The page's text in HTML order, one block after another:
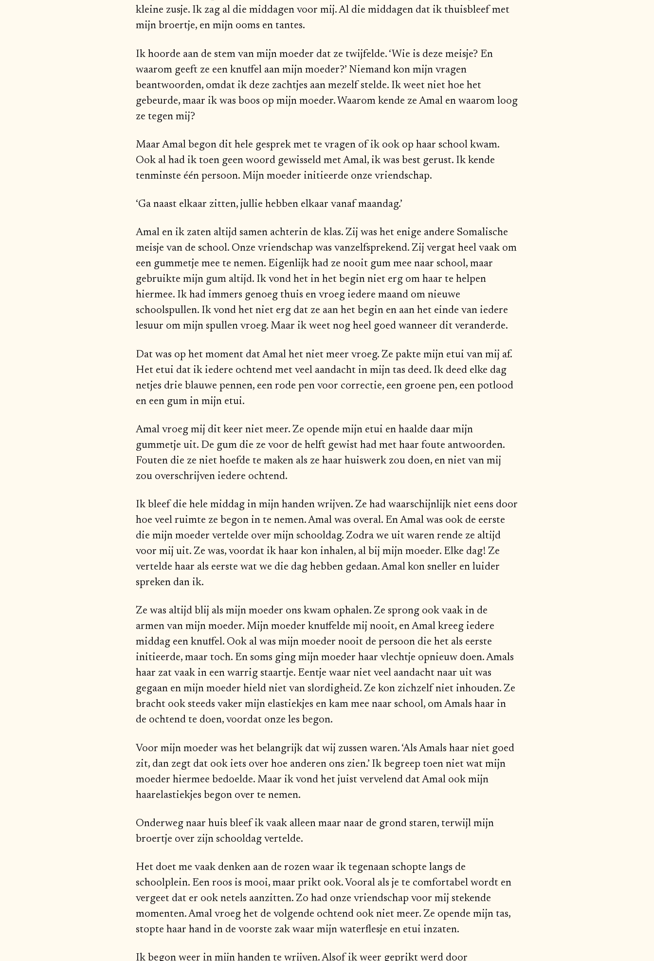
kleine zusje. Ik zag al die middagen voor mij. Al die middagen dat ik thuisbleef met
mijn broertje, en mijn ooms en tantes.
Ik hoorde aan de stem van mijn moeder dat ze twijfelde. ‘Wie is deze meisje? En
waarom geeft ze een knuffel aan mijn moeder?’ Niemand kon mijn vragen
beantwoorden, omdat ik deze zachtjes aan mezelf stelde. Ik weet niet hoe het
gebeurde, maar ik was boos op mijn moeder. Waarom kende ze Amal en waarom loog
ze tegen mij?
Maar Amal begon dit hele gesprek met te vragen of ik ook op haar school kwam.
Ook al had ik toen geen woord gewisseld met Amal, ik was best gerust. Ik kende
tenminste één persoon. Mijn moeder initieerde onze vriendschap.
‘Ga naast elkaar zitten, jullie hebben elkaar vanaf maandag.’
Amal en ik zaten altijd samen achterin de klas. Zij was het enige andere Somalische
meisje van de school. Onze vriendschap was vanzelfsprekend. Zij vergat heel vaak om
een gummetje mee te nemen. Eigenlijk had ze nooit gum mee naar school, maar
gebruikte mijn gum altijd. Ik vond het in het begin niet erg om haar te helpen
hiermee. Ik had immers genoeg thuis en vroeg iedere maand om nieuwe
schoolspullen. Ik vond het niet erg dat ze aan het begin en aan het einde van iedere
lesuur om mijn spullen vroeg. Maar ik weet nog heel goed wanneer dit veranderde.
Dat was op het moment dat Amal het niet meer vroeg. Ze pakte mijn etui van mij af.
Het etui dat ik iedere ochtend met veel aandacht in mijn tas deed. Ik deed elke dag
netjes drie blauwe pennen, een rode pen voor correctie, een groene pen, een potlood
en een gum in mijn etui.
Amal vroeg mij dit keer niet meer. Ze opende mijn etui en haalde daar mijn
gummetje uit. De gum die ze voor de helft gewist had met haar foute antwoorden.
Fouten die ze niet hoefde te maken als ze haar huiswerk zou doen, en niet van mij
zou overschrijven iedere ochtend.
Ik bleef die hele middag in mijn handen wrijven. Ze had waarschijnlijk niet eens door
hoe veel ruimte ze begon in te nemen. Amal was overal. En Amal was ook de eerste
die mijn moeder vertelde over mijn schooldag. Zodra we uit waren rende ze altijd
voor mij uit. Ze was, voordat ik haar kon inhalen, al bij mijn moeder. Elke dag! Ze
vertelde haar als eerste wat we die dag hebben gedaan. Amal kon sneller en luider
spreken dan ik.
Ze was altijd blij als mijn moeder ons kwam ophalen. Ze sprong ook vaak in de
armen van mijn moeder. Mijn moeder knuffelde mij nooit, en Amal kreeg iedere
middag een knuffel. Ook al was mijn moeder nooit de persoon die het als eerste
initieerde, maar toch. En soms ging mijn moeder haar vlechtje opnieuw doen. Amals
haar zat vaak in een warrig staartje. Eentje waar niet veel aandacht naar uit was
gegaan en mijn moeder hield niet van slordigheid. Ze kon zichzelf niet inhouden. Ze
bracht ook steeds vaker mijn elastiekjes en kam mee naar school, om Amals haar in
de ochtend te doen, voordat onze les begon.
Voor mijn moeder was het belangrijk dat wij zussen waren. ‘Als Amals haar niet goed
zit, dan zegt dat ook iets over hoe anderen ons zien.’ Ik begreep toen niet wat mijn
moeder hiermee bedoelde. Maar ik vond het juist vervelend dat Amal ook mijn
haarelastiekjes begon over te nemen.
Onderweg naar huis bleef ik vaak alleen maar naar de grond staren, terwijl mijn
broertje over zijn schooldag vertelde.
Het doet me vaak denken aan de rozen waar ik tegenaan schopte langs de
schoolplein. Een roos is mooi, maar prikt ook. Vooral als je te comfortabel wordt en
vergeet dat er ook netels aanzitten. Zo had onze vriendschap voor mij stekende
momenten. Amal vroeg het de volgende ochtend ook niet meer. Ze opende mijn tas,
stopte haar hand in de voorste zak waar mijn waterflesje en etui inzaten.
Ik begon weer in mijn handen te wrijven. Alsof ik weer geprikt werd door